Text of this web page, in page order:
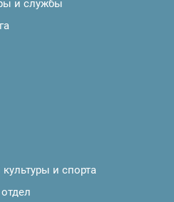
и службы
и спорта